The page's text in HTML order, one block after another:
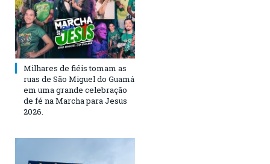
Milhares de fiéis tomam as
ruas de São Miguel do Guamá
em uma grande celebração
de fé na Marcha para Jesus
2026.